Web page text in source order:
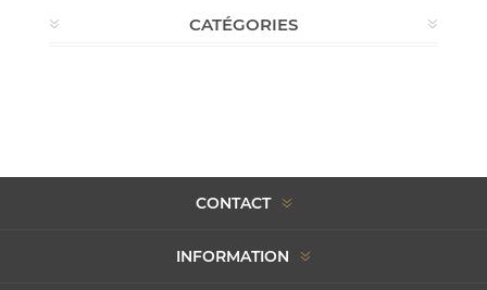
CATÉGORIES
CONTACT
INFORMATION